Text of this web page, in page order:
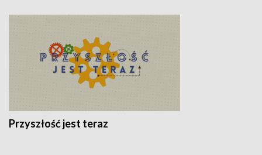
Przyszłość jest teraz